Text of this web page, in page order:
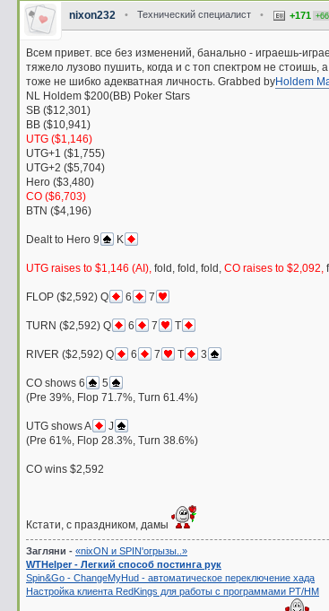
nixon232 • Технический специалист • +171 +66
Всем привет. все без изменений, банально - играешь-
тяжело лузово пушить, когда и с топ спектром не
тоже не шибко адекватная личность. Grabbed byHoldem
NL Holdem $200(BB) Poker Stars
SB ($12,301)
BB ($10,941)
UTG ($1,146)
UTG+1 ($1,755)
UTG+2 ($5,704)
Hero ($3,480)
CO ($6,703)
BTN ($4,196)
Dealt to Hero 9 K
UTG raises to $1,146 (AI), fold, fold, fold, CO raises to $2,092,
FLOP ($2,592) Q 6 7
TURN ($2,592) Q 6 7 T
RIVER ($2,592) Q 6 7 T 3
CO shows 6
5
(Pre 39%, Flop 71.7%, Turn 61.4%)
UTG shows A
J
(Pre 61%, Flop 28.3%, Turn 38.6%)
CO wins $2,592
Кстати, с праздником, дамы
Загляни - «nixON и SPIN'oгрызы..»
WTHelper - Легкий способ постинга рук
Spin&Go - ChangeMyHud - автоматическое переключение хада
Настройка клиента RedKings для работы с программами PT/HM